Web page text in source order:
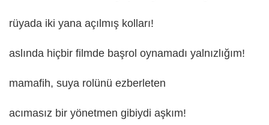
rüyada iki yana açılmış kolları!
aslında hiçbir filmde başrol oynamadı yalnızlığım!
mamafih, suya rolünü ezberleten
acımasız bir yönetmen gibiydi aşkım!